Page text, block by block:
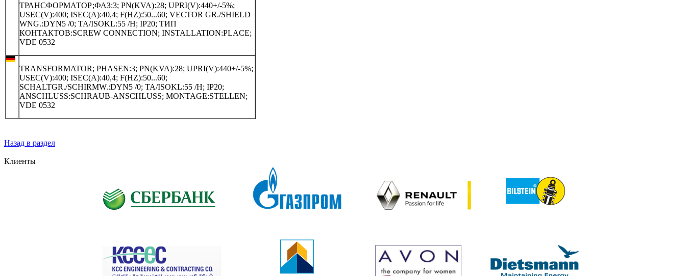
ТРАНСФОРМАТОР;ФАЗ:3; PN(KVA):28; UPRI(V):440+/-5%;
USEC(V):400; ISEC(A):40,4; F(HZ):50...60; VECTOR GR./SHIELD
WNG.:DYN5 /0; TA/ISOKL:55 /H; IP20; ТИП
КОНТАКТОВ:SCREW CONNECTION; INSTALLATION:PLACE;
VDE 0532
TRANSFORMATOR; PHASEN:3; PN(KVA):28; UPRI(V):440+/-5%;
USEC(V):400; ISEC(A):40,4; F(HZ):50...60;
SCHALTGR./SCHIRMW.:DYN5 /0; TA/ISOKL:55 /H; IP20;
ANSCHLUSS:SCHRAUB-ANSCHLUSS; MONTAGE:STELLEN;
VDE 0532
Назад в раздел
Клиенты